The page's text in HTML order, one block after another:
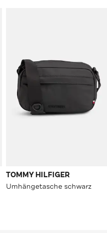
TOMMY HILFIGER
Umhängetasche schwarz